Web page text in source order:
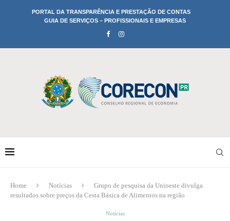
PORTAL DA TRANSPARÊNCIA E PRESTAÇÃO DE CONTAS
GUIA DE SERVIÇOS – PROFISSIONAIS E EMPRESAS
Home Notícias
Grupo de pesquisa da Unioeste divulga
resultados sobre preços da Cesta Básica de Alimentos na região
Notícias